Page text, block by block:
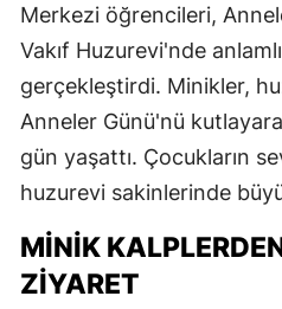
Merkezi öğrencileri,
Vakıf Huzurevi'nde
gerçekleştirdi. Minikler,
Anneler Günü'nü
gün yaşattı. Çocukların
huzurevi sakinlerinde
MINIK
ZIYARET